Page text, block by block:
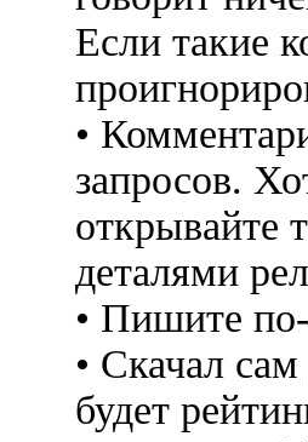
Если такие
•
запросов.
открывайте
деталями
• Пишите
• Скачал
будет